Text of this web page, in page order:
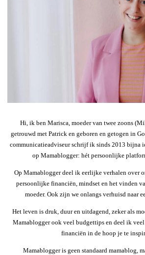
Hi, ik ben Marisca, moeder van twee zoons
getrouwd met Patrick en geboren en getogen in
communicatieadviseur schrijf ik sinds 2013 bijna
op Mamablogger: hét persoonlijke
Op Mamablogger deel ik eerlijke verhalen over
persoonlijke financiën, mindset en het vinden
moeder. Ook zijn we onlangs verhuisd naar
Het leven is druk, duur en uitdagend, zeker als
Mamablogger ook veel budgettips en deel ik
financiën in de hoop je te
Mamablogger is geen standaard mamablog,